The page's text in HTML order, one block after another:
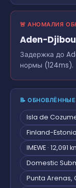
🚨 АНОМАЛИЯ
Aden-
Задержка до
нормы (124ms).
📝
Isla de
Finland-Estonia
IMEWE · 12,091
Domestic
Punta Arenas,